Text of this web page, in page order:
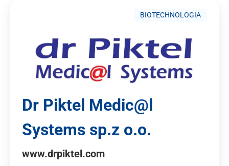
BIOTECHNOLOGIA
Dr Piktel Medic@l
Systems sp.z o.o.
www.drpiktel.com